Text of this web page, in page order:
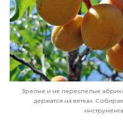
Зрелые и не переспелые
держатся на ветках.